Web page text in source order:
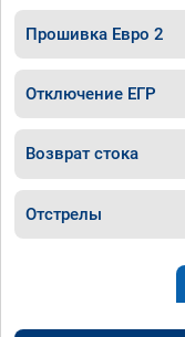
Прошивка Евро 2
Отключение ЕГР
Возврат стока
Отстрелы